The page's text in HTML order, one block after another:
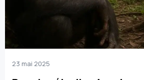
23 mai 2025